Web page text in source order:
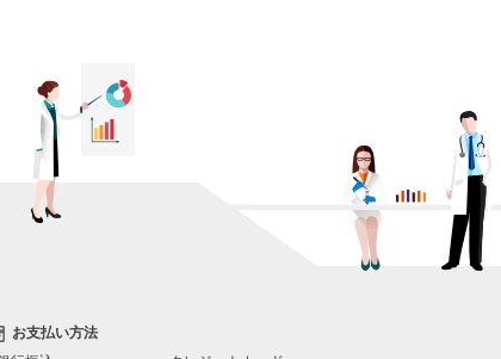
お支払い方法